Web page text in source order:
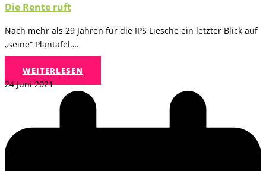
Die Rente ruft
Nach mehr als 29 Jahren für die IPS Liesche ein letzter Blick auf
„seine“ Plantafel….
WEITERLESEN
24 Juni 2021